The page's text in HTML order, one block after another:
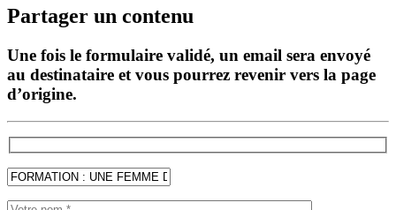
Partager un contenu
Une fois le formulaire validé, un email sera envoyé
au destinataire et vous pourrez revenir vers la page
d’origine.